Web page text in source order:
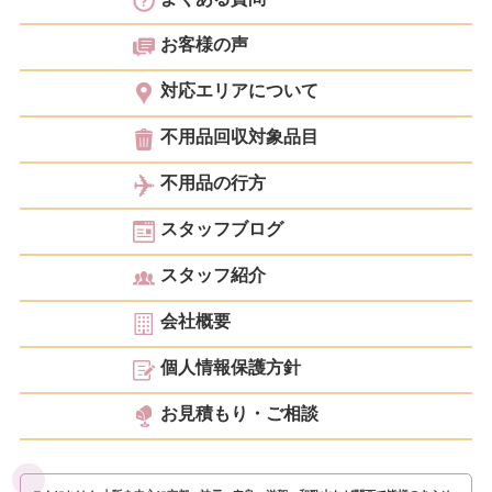
お客様の声
対応エリアについて
不用品回収対象品目
不用品の行方
スタッフブログ
スタッフ紹介
会社概要
個人情報保護方針
お見積もり・ご相談